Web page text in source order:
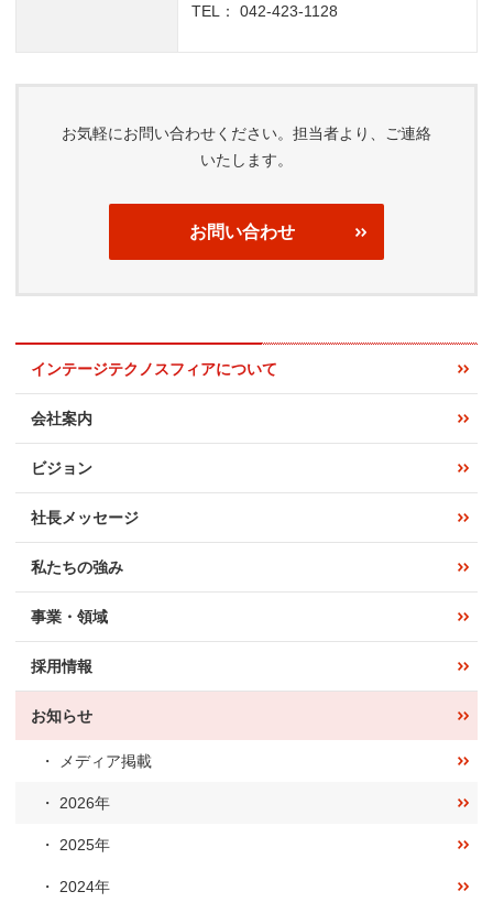
TEL： 042-423-1128
お気軽にお問い合わせください。担当者より、ご連絡
いたします。
お問い合わせ
インテージテクノスフィアについて
会社案内
ビジョン
社長メッセージ
私たちの強み
事業・領域
採用情報
お知らせ
メディア掲載
2026年
2025年
2024年